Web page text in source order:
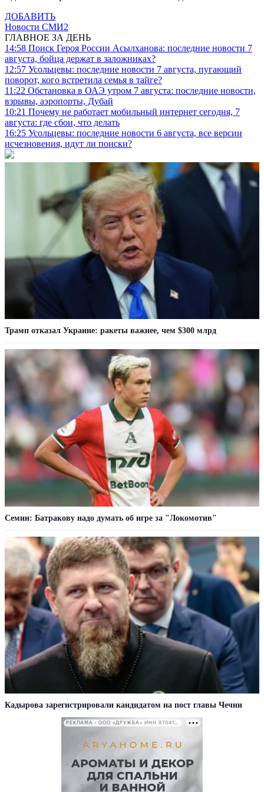
ДОБАВИТЬ
Новости СМИ2
ГЛАВНОЕ ЗА ДЕНЬ
14:58 Поиск Героя России Асылханова: последние новости 7
августа, бойца держат в заложниках?
12:57 Усольцевы: последние новости 7 августа, пугающий
поворот, кого встретила семья в тайге?
11:22 Обстановка в ОАЭ утром 7 августа: последние новости,
взрывы, аэропорты, Дубай
10:21 Почему не работает мобильный интернет сегодня, 7
августа: где сбои, что делать
16:25 Усольцевы: последние новости 6 августа, все версии
исчезновения, идут ли поиски?
Трамп отказал Украине: ракеты важнее, чем $300 млрд
Семин: Батракову надо думать об игре за "Локомотив"
Кадырова зарегистрировали кандидатом на пост главы Чечни
РЕКЛАМА • ООО «ДРУЖБА» ИНН 9704146411